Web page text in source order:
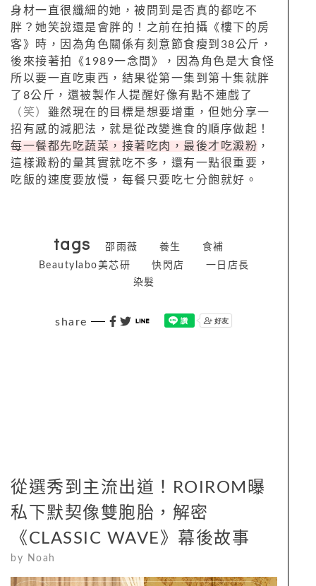
身材一直很纖細的她，被問到是否真的都吃不
胖？她笑說還是會胖的！之前在拍攝《樓下的房
客》時，因為角色關係有刻意節食瘦到38公斤，
後來接著拍《1989一念間》，因為角色是大食怪
所以要一直吃東西，結果從第一集到第十集就胖
了8公斤，還被製作人提醒好像有點不連戲了
（笑） 雖然現在的目標是想要增重，但她分享一
招有感的減肥法，就是從改變進食的順序做起！
每一餐都先吃蔬菜，接著吃肉，最後才吃澱粉 ，
這樣澱粉的量其實就吃不多，還有一點很重要，
吃飯的速度要放慢，每餐只要吃七分飽就好。
tags 邵雨薇 養生
食補
Beautylabo美芯研
快閃店
一日店長
染髮
share
從選秀到主流出道！ROIROM曝
私下默契像雙胞胎，解密
《CLASSIC WAVE》幕後故事
by Noah